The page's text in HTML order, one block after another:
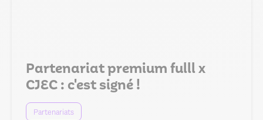
Partenariat premium fulll x
CJEC : c'est signé !
Partenariats